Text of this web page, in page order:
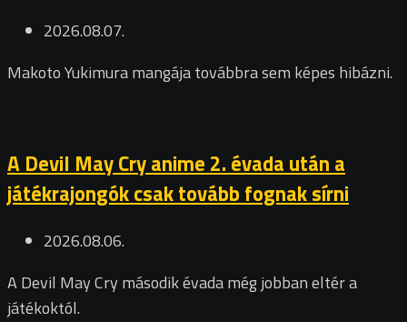
2026.08.07.
Makoto Yukimura mangája továbbra sem képes hibázni.
A Devil May Cry anime 2. évada után a
játékrajongók csak tovább fognak sírni
2026.08.06.
A Devil May Cry második évada még jobban eltér a
játékoktól.